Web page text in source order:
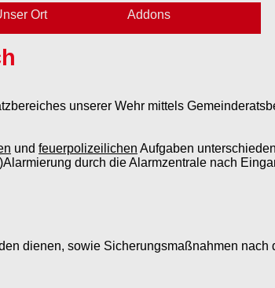
Ort Addons
unserer Wehr mittels
und feuerpolizeilichen Aufgaben
durch die Alarmzentrale nach
dienen, sowie Sicherungsmaßnahmen nach